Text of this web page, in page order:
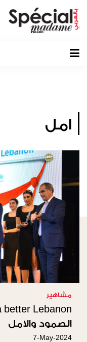
امل
مشاهير
الصمود والامل
7-May-2024